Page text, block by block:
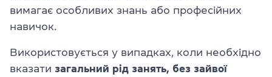
вимагає особливих знань або професійних
навичок.
Використовується у випадках, коли необхідно
вказати загальний рід занять, без зайвої